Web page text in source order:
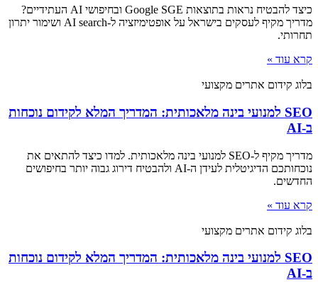
כיצד להבטיח נראות בתוצאות Google SGE ובחיפושי AI העתידיים?
מדריך מקיף לעסקים בישראל על אופטימיזציה ל-AI search ושימור יתרון
תחרותי.
קרא עוד »
בלוג קידום אתרים מקצועי
SEO למנועי בינה מלאכותית: המדריך המלא לקידום נוכחות
ב-AI
מדריך מקיף ל-SEO למנועי בינה מלאכותית. למדו כיצד להתאים את
נוכחותכם הדיגיטלית לעידן ה-AI ולהבטיח דירוג גבוה יותר בחיפושים
החדשים.
קרא עוד »
בלוג קידום אתרים מקצועי
SEO למנועי בינה מלאכותית: המדריך המלא לקידום נוכחות
ב-AI